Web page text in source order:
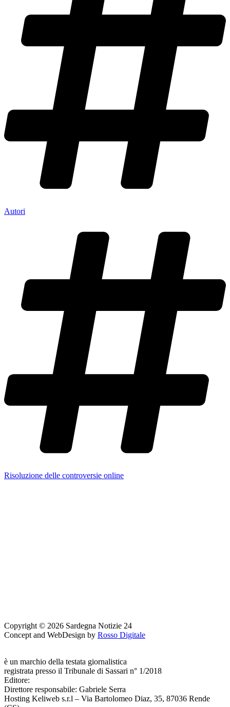
Autori
Risoluzione delle controversie online
Copyright © 2026 Sardegna Notizie 24
Concept and WebDesign by Rosso Digitale
è un marchio della testata giornalistica
registrata presso il Tribunale di Sassari n° 1/2018
Editore:
Direttore responsabile: Gabriele Serra
Hosting Keliweb s.r.l – Via Bartolomeo Diaz, 35, 87036 Rende